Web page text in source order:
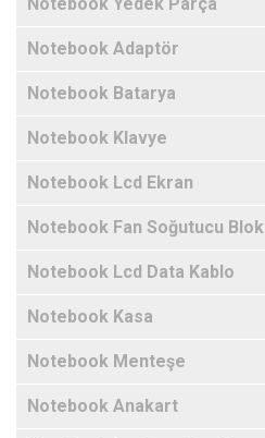
Notebook Adaptör
Notebook Batarya
Notebook Klavye
Notebook Lcd Ekran
Notebook Fan Soğutucu Blok
Notebook Lcd Data Kablo
Notebook Kasa
Notebook Menteşe
Notebook Anakart